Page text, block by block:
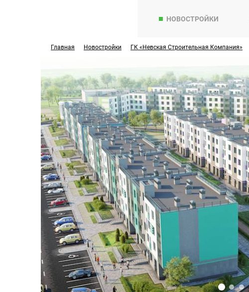
НОВОСТРОЙКИ
Главная Новостройки ГК «Невская Строительная Компания»